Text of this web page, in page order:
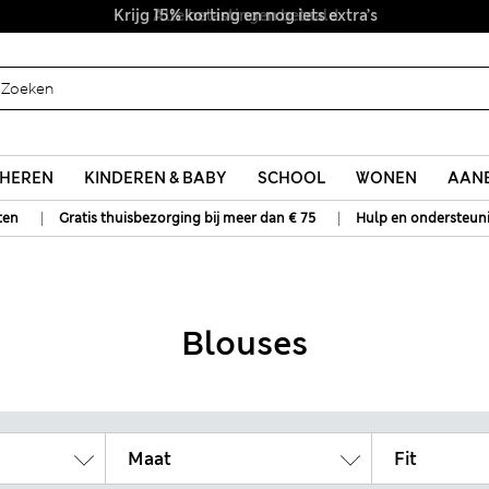
Alle belastingen betaald
HEREN KINDEREN & BABY SCHOOL WONEN
| Gratis thuisbezorging bij meer dan € 75 | Hulp en
Blouses
Maat Fit